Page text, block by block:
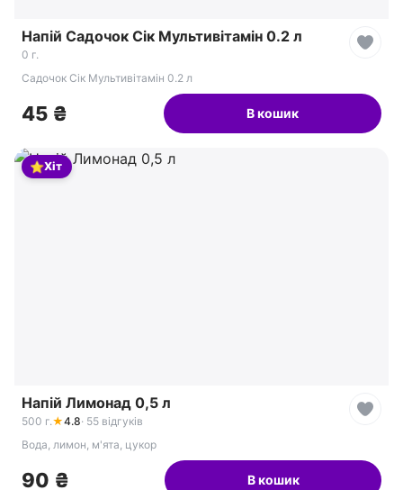
Напій Садочок Сік Мультивітамін 0.2 л
0 г.
Садочок Сік Мультивітамін 0.2 л
45 ₴ В кошик
⭐Хіт
Напій Лимонад 0,5 л
500 г.★4.8· 55 відгуків
Вода, лимон, м'ята, цукор
90 ₴ В кошик